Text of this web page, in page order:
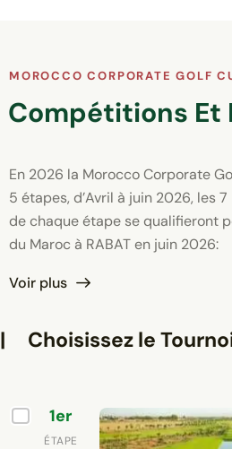
MOROCCO CORPORATE GOLF
Compétitions Et
En 2026 la Morocco Corporate
5 étapes, d’Avril à juin 2026, les
de chaque étape se qualifieront
du Maroc à RABAT en juin 2026:
Voir plus
| Choisissez le
1er
ÉTAPE